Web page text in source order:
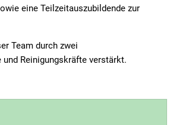
eine Teilzeitauszubildende zur
Team durch zwei
Reinigungskräfte verstärkt.